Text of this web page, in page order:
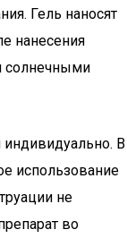
Гель наносят
нанесения
солнечными
индивидуально. В
использование
не
во